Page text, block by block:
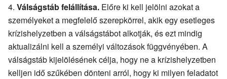
Válságstáb felállítása. Előre ki kell jelölni azokat a
személyeket a megfelelő szerepkörrel, akik egy esetleges
krízishelyzetben a válságstábot alkotják, és ezt mindig
aktualizálni kell a személyi változások függvényében. A
válságstáb kijelölésének célja, hogy ne a krízishelyzetben
kelljen idő szűkében dönteni arról, hogy ki milyen feladatot